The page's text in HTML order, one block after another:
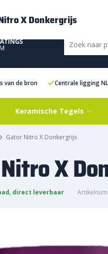
van de bron Centrale ligging NL
Keramische Tegels
Gator Nitro X Donkergrijs
X
direct leverbaar
X Donkergrijs